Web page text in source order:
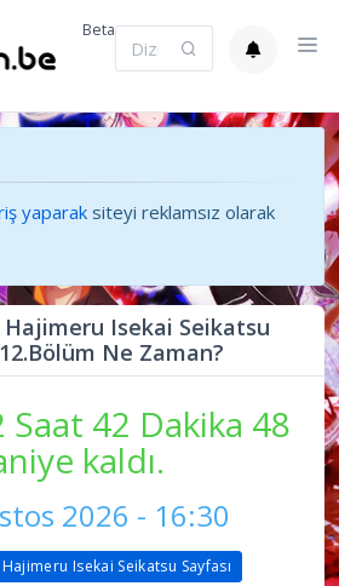
Beta
yaparaksiteyi reklamsız olarak
Hajimeru Isekai Seikatsu
Ne Zaman?
Saat 42 Dakika 48
kaldı.
2026 - 16:30
Isekai Seikatsu Sayfası